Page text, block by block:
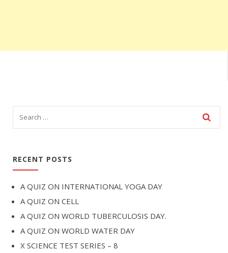
RECENT POSTS
A QUIZ ON INTERNATIONAL YOGA DAY
A QUIZ ON CELL
A QUIZ ON WORLD TUBERCULOSIS DAY.
A QUIZ ON WORLD WATER DAY
X SCIENCE TEST SERIES – 8